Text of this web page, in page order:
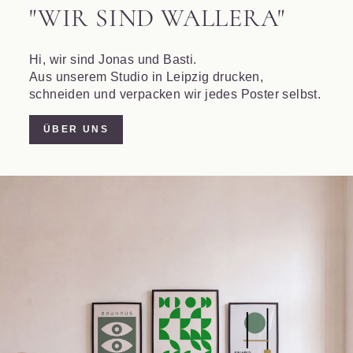
"WIR SIND WALLERA"
Hi, wir sind Jonas und Basti.
Aus unserem Studio in Leipzig drucken,
schneiden und verpacken wir jedes Poster selbst.
ÜBER UNS